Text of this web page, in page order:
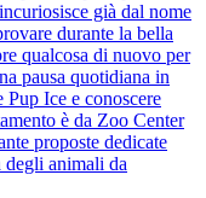
già dal nome
durante la bella
qualcosa di nuovo per
pausa quotidiana in
Pup Ice e conoscere
è da Zoo Center
proposte dedicate
degli animali da